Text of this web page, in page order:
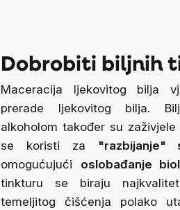
Dobrobiti biljnih
Maceracija ljekovitog bilja
prerade ljekovitog bilja.
alkoholom također su
se koristi za
"razbijanje"
omogućujući
oslobađanje
tinkturu se biraju
temeljitog čišćenja polako